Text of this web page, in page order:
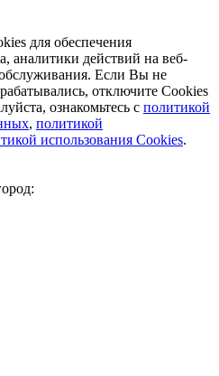
для обеспечения
аналитики действий на веб-
Если Вы не
отключите Cookies
ознакомьтесь с политикой
, политикой
использования Cookies.